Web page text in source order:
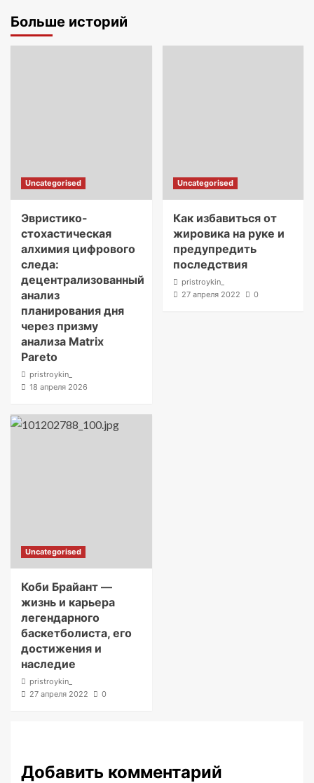
Больше историй
Uncategorised
Эвристико-
стохастическая
алхимия цифрового
следа:
децентрализованный
анализ
планирования дня
через призму
анализа Matrix
Pareto
pristroykin_
18 апреля 2026
Uncategorised
Как избавиться от
жировика на руке и
предупредить
последствия
pristroykin_
27 апреля 2022
0
Uncategorised
Коби Брайант —
жизнь и карьера
легендарного
баскетболиста, его
достижения и
наследие
pristroykin_
27 апреля 2022
0
Добавить комментарий